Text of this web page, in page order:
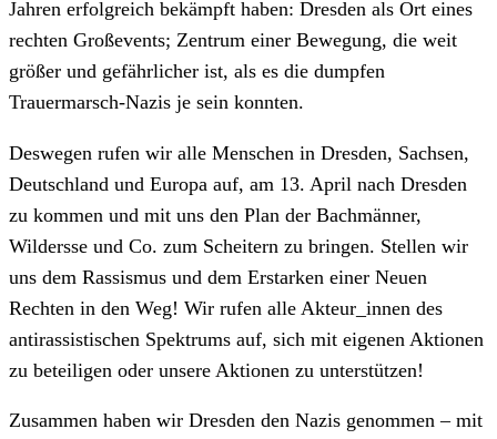
Jahren erfolgreich bekämpft haben: Dresden als Ort eines
rechten Großevents; Zentrum einer Bewegung, die weit
größer und gefährlicher ist, als es die dumpfen
Trauermarsch-Nazis je sein konnten.
Deswegen rufen wir alle Menschen in Dresden, Sachsen,
Deutschland und Europa auf, am 13. April nach Dresden
zu kommen und mit uns den Plan der Bachmänner,
Wildersse und Co. zum Scheitern zu bringen. Stellen wir
uns dem Rassismus und dem Erstarken einer Neuen
Rechten in den Weg! Wir rufen alle Akteur_innen des
antirassistischen Spektrums auf, sich mit eigenen Aktionen
zu beteiligen oder unsere Aktionen zu unterstützen!
Zusammen haben wir Dresden den Nazis genommen – mit